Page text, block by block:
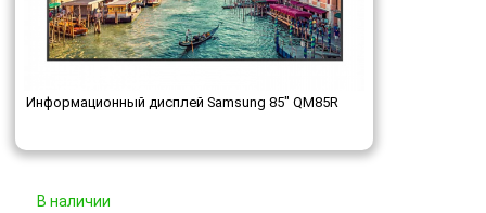
Информационный дисплей Samsung 85" QM85R
В наличии